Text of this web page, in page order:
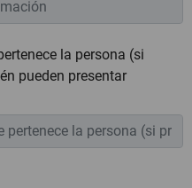
la persona (si
pueden presentar